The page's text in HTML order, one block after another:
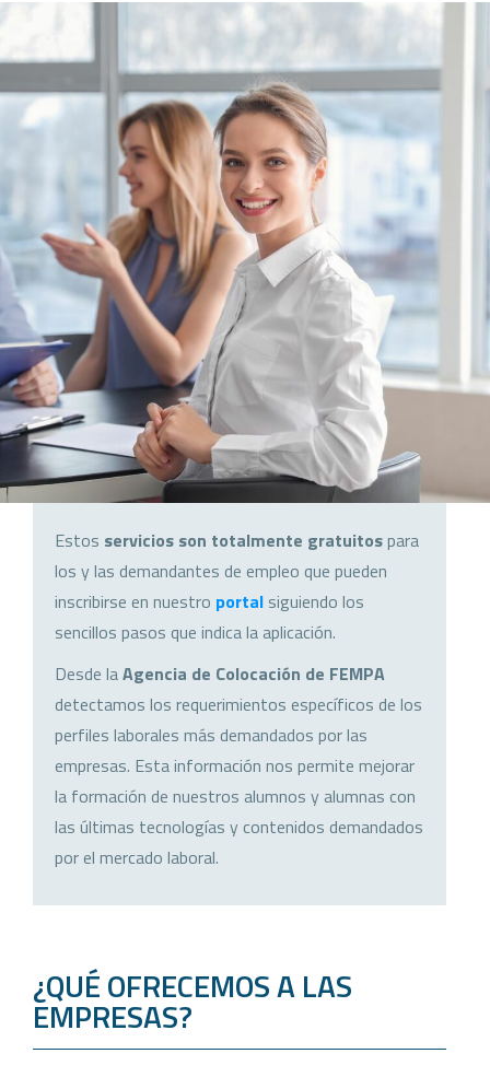
Estos servicios son totalmente gratuitospara
los y las demandantes de empleo que pueden
inscribirse en nuestro portal siguiendo los
sencillos pasos que indica la aplicación.
Desde laAgencia de Colocación de FEMPA
detectamos los requerimientos específicos de los
perfiles laborales más demandados por las
empresas. Esta información nos permite mejorar
la formación de nuestros alumnos y alumnas con
las últimas tecnologías y contenidos demandados
por el mercado laboral.
¿QUÉ OFRECEMOS A LAS
EMPRESAS?